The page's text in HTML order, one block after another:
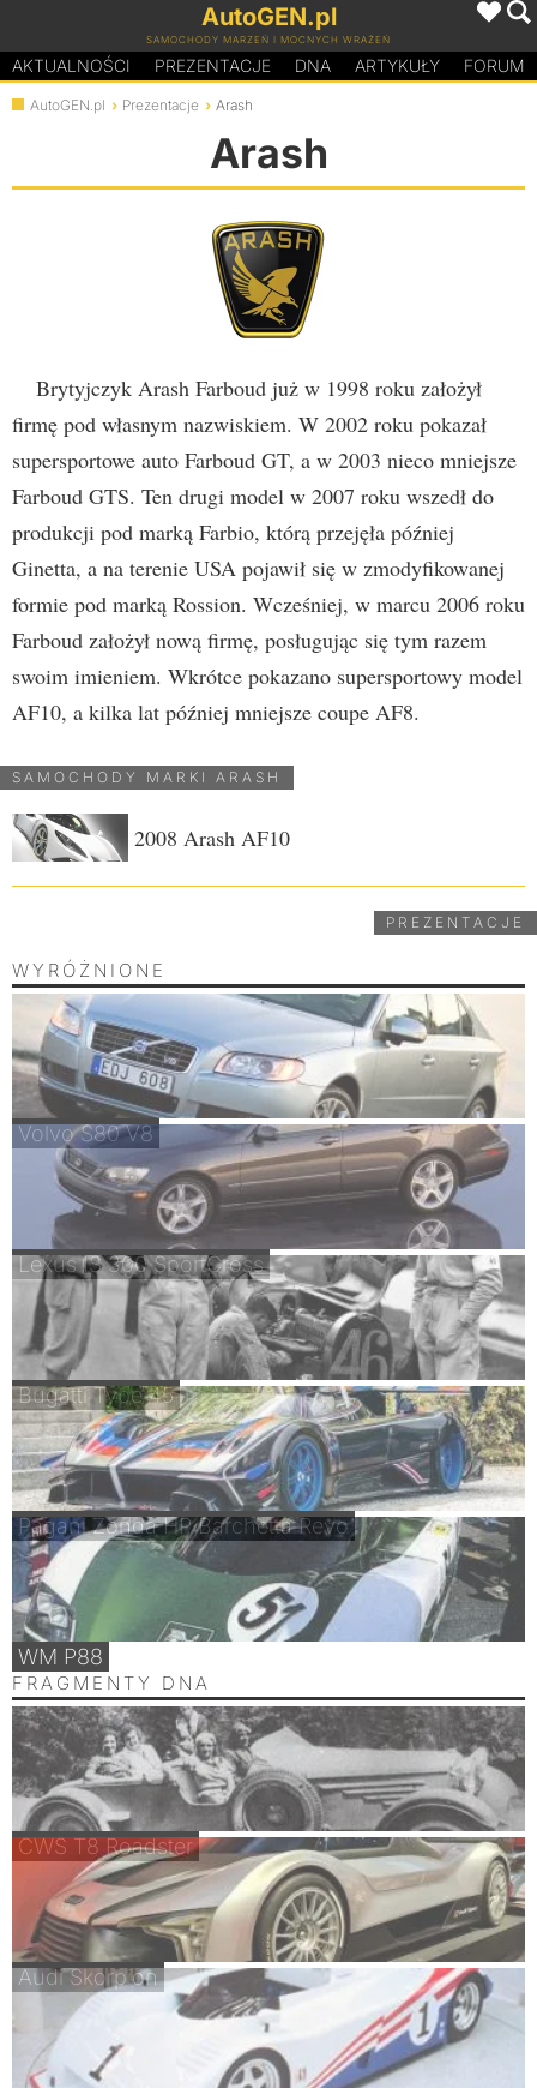
AutoGEN.pl
SAMOCHODY MARZEŃ I MOCNYCH WRAŻEŃ
AKTUALNOŚCI PREZENTACJE DNA ARTYKUŁY FORUM
AutoGEN.pl Prezentacje Arash
Arash
Brytyjczyk Arash Farboud już w 1998 roku założył
firmę pod własnym nazwiskiem. W 2002 roku pokazał
supersportowe auto Farboud GT, a w 2003 nieco mniejsze
Farboud GTS. Ten drugi model w 2007 roku wszedł do
produkcji pod marką Farbio, którą przejęła później
Ginetta, a na terenie USA pojawił się w zmodyfikowanej
formie pod marką Rossion. Wcześniej, w marcu 2006 roku
Farboud założył nową firmę, posługując się tym razem
swoim imieniem. Wkrótce pokazano supersportowy model
AF10, a kilka lat później mniejsze coupe AF8.
SAMOCHODY MARKI ARASH
2008Arash AF10
PREZENTACJE
WYRÓŻNIONE
Volvo S80 V8
Lexus IS 300 SportCross
Bugatti Type 45
Pagani Zonda HP Barchetta Revo
WM P88
FRAGMENTY DNA
CWS T8 Roadster
Audi Skorpion